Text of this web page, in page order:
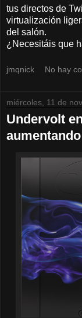
tus directos de
virtualización
del salón.
¿Necesitáis que
jmqnick No hay
miércoles, 11 de
Undervolt